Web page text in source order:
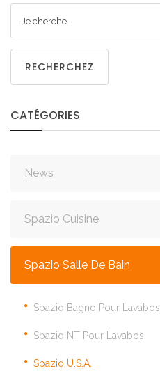
RECHERCHEZ
CATÉGORIES
News
Spazio Cuisine
Spazio Salle De Bain
Spazio Bagno Pour Lavabos
Spazio NT Pour Lavabos
Spazio U.S.A.